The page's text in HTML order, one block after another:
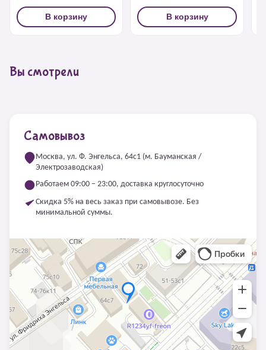
В корзину В корзину
Вы смотрели
Самовывоз
Москва, ул. Ф. Энгельса, 64с1 (м. Бауманская /
Электрозаводская)
Работаем 09:00 – 23:00, доставка круглосуточно
Скидка 5% на весь заказ при самовывозе. Без
минимальной суммы.